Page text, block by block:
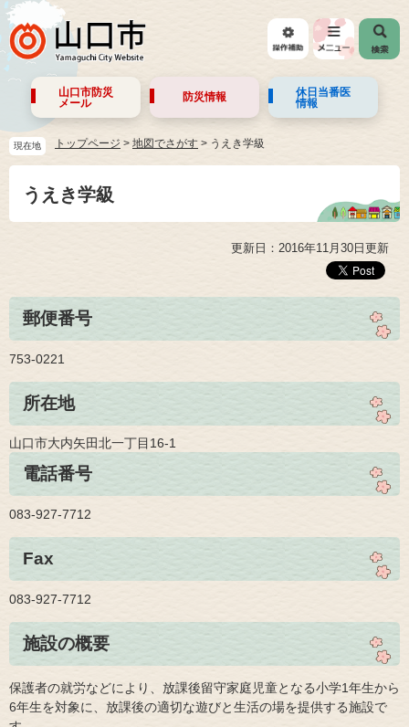
山口市防災
メール
防災情報
休日当番医
情報
現在地 トップページ > 地図でさがす > うえき学級
うえき学級
更新日：2016年11月30日更新
郵便番号
753-0221
所在地
山口市大内矢田北一丁目16-1
電話番号
083-927-7712
Fax
083-927-7712
施設の概要
保護者の就労などにより、放課後留守家庭児童となる小学1年生から
6年生を対象に、放課後の適切な遊びと生活の場を提供する施設で